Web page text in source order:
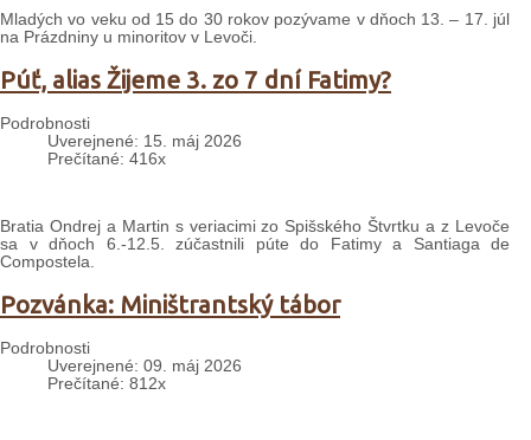
Mladých vo veku od 15 do 30 rokov pozývame v dňoch 13. – 17. júl
na Prázdniny u minoritov v Levoči.
Púť, alias Žijeme 3. zo 7 dní Fatimy?
Podrobnosti
Uverejnené: 15. máj 2026
Prečítané: 416x
Bratia Ondrej a Martin s veriacimi zo Spišského Štvrtku a z Levoče
sa v dňoch 6.-12.5. zúčastnili púte do Fatimy a Santiaga de
Compostela.
Pozvánka: Miništrantský tábor
Podrobnosti
Uverejnené: 09. máj 2026
Prečítané: 812x